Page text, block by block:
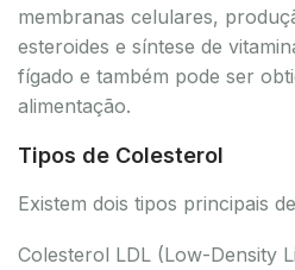
membranas celulares,
esteroides e síntese de
fígado e também pode ser
alimentação.
Tipos de Colesterol
Existem dois tipos principais
Colesterol LDL (Low-Density